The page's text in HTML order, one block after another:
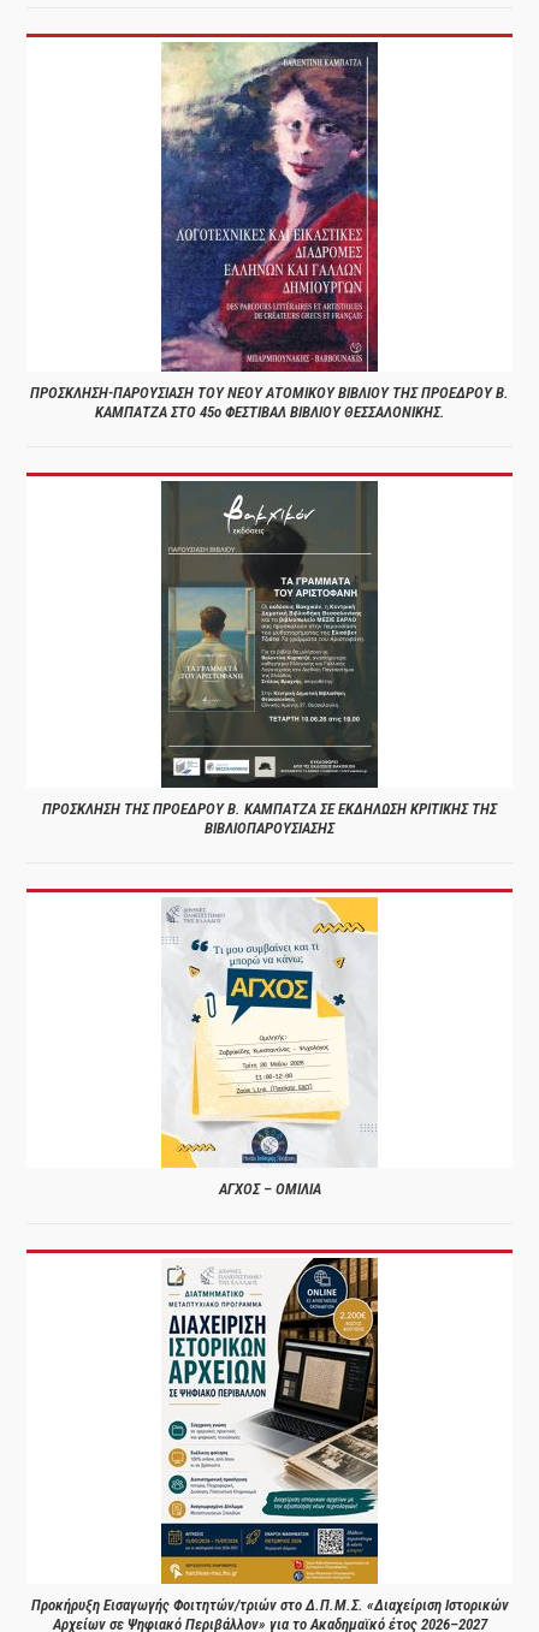
ΠΡΟΣΚΛΗΣΗ-ΠΑΡΟΥΣΙΑΣΗ ΤΟΥ ΝΕΟΥ ΑΤΟΜΙΚΟΥ ΒΙΒΛΙΟΥ ΤΗΣ ΠΡΟΕΔΡΟΥ Β.
ΚΑΜΠΑΤΖΑ ΣΤΟ 45ο ΦΕΣΤΙΒΑΛ ΒΙΒΛΙΟΥ ΘΕΣΣΑΛΟΝΙΚΗΣ.
ΠΡΟΣΚΛΗΣΗ ΤΗΣ ΠΡΟΕΔΡΟΥ Β. ΚΑΜΠΑΤΖΑ ΣΕ ΕΚΔΗΛΩΣΗ ΚΡΙΤΙΚΗΣ ΤΗΣ
ΒΙΒΛΙΟΠΑΡΟΥΣΙΑΣΗΣ
ΑΓΧΟΣ – ΟΜΙΛΙΑ
Προκήρυξη Εισαγωγής Φοιτητών/τριών στο Δ.Π.Μ.Σ. «Διαχείριση Ιστορικών
Αρχείων σε Ψηφιακό Περιβάλλον» για το Ακαδημαϊκό έτος 2026–2027